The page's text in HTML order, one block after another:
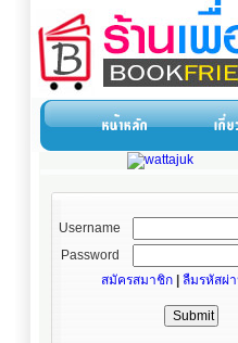
Username
Password
สมัครสมาชิก
ลืมรหัสผ่